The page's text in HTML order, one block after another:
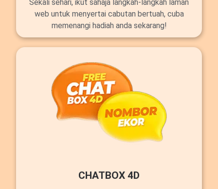
Sekali sehari, ikut sahaja langkah-langkah laman
web untuk menyertai cabutan bertuah, cuba
memenangi hadiah anda sekarang!
CHATBOX 4D